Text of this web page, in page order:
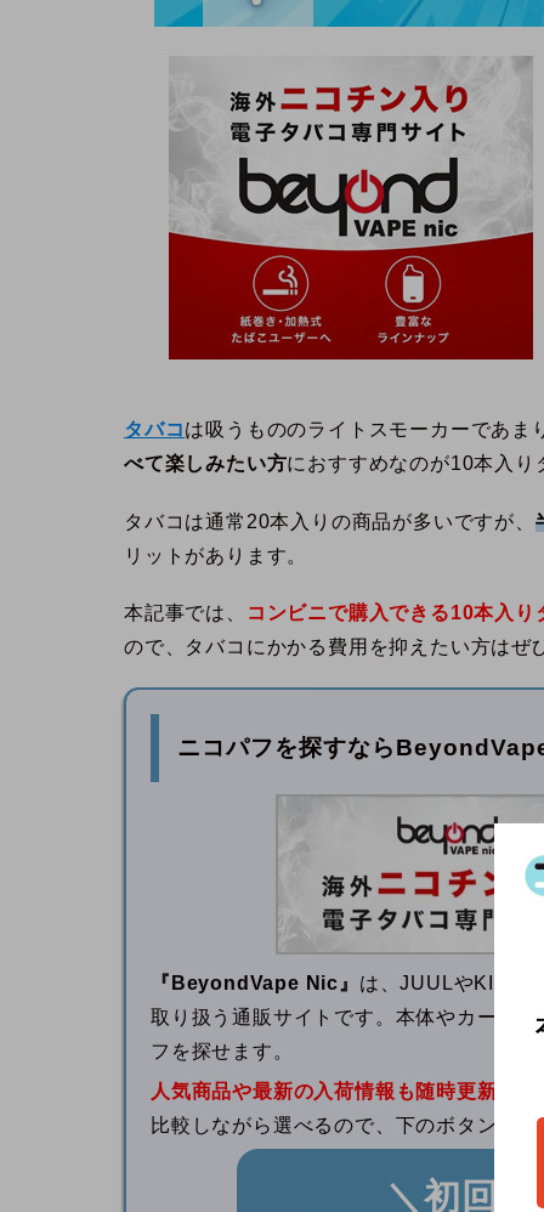
タバコは吸うもののライトスモーカーであま
べて楽しみたい方におすすめなのが10本入り
タバコは通常20本入りの商品が多いですが、
リットがあります。
本記事では、
コンビニで購入できる10本入
ので、タバコにかかる費用を抑えたい方はぜ
ニコパフを探すなら
『BeyondVape Nic』 は、JUULやKIWI
取り扱う通販サイトです。本体やカート
フを探せます。
人気商品や最新の入荷情報も随時更新中
比較しながら選べるので、下のボタンか
＼初回